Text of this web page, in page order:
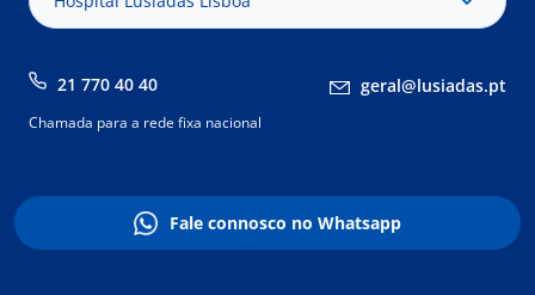
21 770 40 40 geral@lusiadas.pt
Chamada para a rede fixa nacional
Fale connosco no Whatsapp